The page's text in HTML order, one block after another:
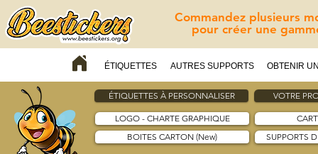
Commandez plusieurs
pour créer une
ÉTIQUETTES AUTRES SUPPORTS OBTENIR
ÉTIQUETTES À PERSONNALISER VOTRE
LOGO - CHARTE GRAPHIQUE
BOITES CARTON (New)
SUPPORTS